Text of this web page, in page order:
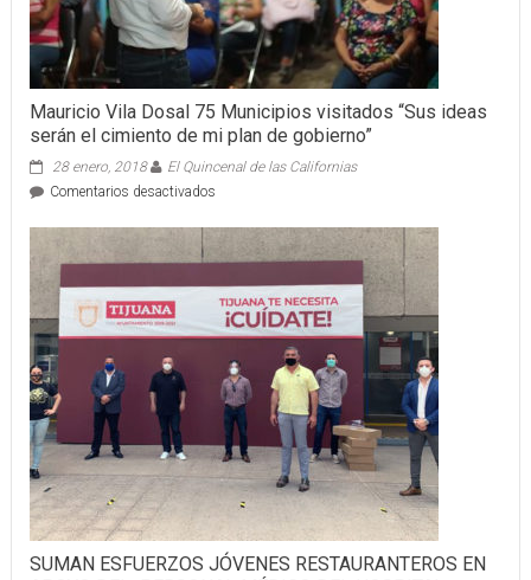
Mauricio Vila Dosal 75 Municipios visitados “Sus ideas
serán el cimiento de mi plan de gobierno”
28 enero, 2018
El Quincenal de las Californias
Comentarios desactivadosen
Vila
Municipios
visitados
“Sus
ideas
serán
el
cimiento
de
mi
plan
gobierno”
SUMAN ESFUERZOS JÓVENES RESTAURANTEROS EN